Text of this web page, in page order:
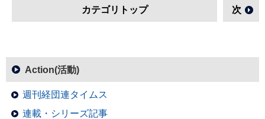
カテゴリトップ 次
Action(活動)
週刊経団連タイムス
連載・シリーズ記事